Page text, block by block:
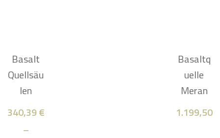
Basalt
Quellsäu
len
340,39€
–
Basaltq
uelle
Meran
1.199,50